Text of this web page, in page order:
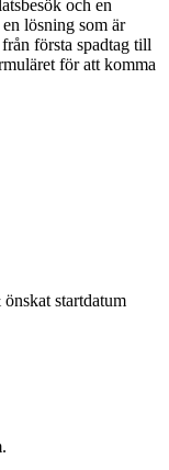
och en
lösning som är
första spadtag till
för att komma
startdatum